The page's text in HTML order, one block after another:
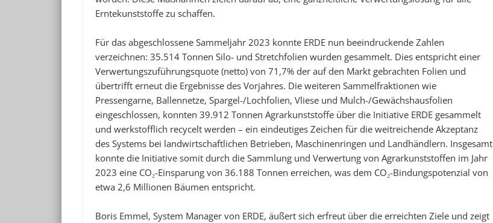
Erntekunststoffe zu schaffen.
Für das abgeschlossene Sammeljahr 2023 konnte ERDE nun beeindruckende Zahlen
verzeichnen: 35.514 Tonnen Silo- und Stretchfolien wurden gesammelt. Dies entspricht einer
Verwertungszuführungsquote (netto) von 71,7% der auf den Markt gebrachten Folien und
übertrifft erneut die Ergebnisse des Vorjahres. Die weiteren Sammelfraktionen wie
Pressengarne, Ballennetze, Spargel-/Lochfolien, Vliese und Mulch-/Gewächshausfolien
eingeschlossen, konnten 39.912 Tonnen Agrarkunststoffe über die Initiative ERDE gesammelt
und werkstofflich recycelt werden – ein eindeutiges Zeichen für die weitreichende Akzeptanz
des Systems bei landwirtschaftlichen Betrieben, Maschinenringen und Landhändlern. Insgesamt
konnte die Initiative somit durch die Sammlung und Verwertung von Agrarkunststoffen im Jahr
2023 eine CO₂-Einsparung von 36.188 Tonnen erreichen, was dem CO₂-Bindungspotenzial von
etwa 2,6 Millionen Bäumen entspricht.
Boris Emmel, System Manager von ERDE, äußert sich erfreut über die erreichten Ziele und zeigt